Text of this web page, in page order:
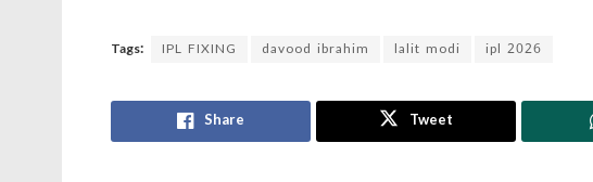
Tags: IPL FIXING davood ibrahim lalit modi ipl 2026
Share Tweet